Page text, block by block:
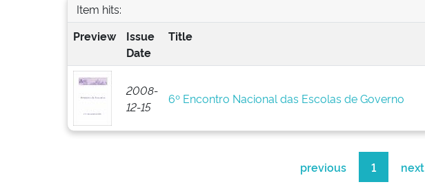
Item hits:
Preview
Issue
Date
Title
2008-
12-15
6º Encontro Nacional das Escolas de Governo
previous 1 next